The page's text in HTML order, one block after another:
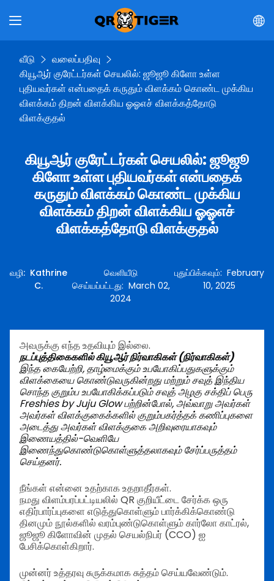
வீடு
வலைப்பதிவு
கியூஆர் குரேட்டர்கள் செயலில்: ஜூஜூ கிளோ உள்ள
புதியவர்கள் என்பதைக் கருதும் விளக்கம் கொண்ட முக்கிய
விளக்கம் திறன் விளக்கிய ஓஓஎச் விளக்கத்தோடு
விளக்குதல்
கியூஆர் குரேட்டர்கள் செயலில்: ஜூஜூ
கிளோ உள்ள புதியவர்கள் என்பதைக்
கருதும் விளக்கம் கொண்ட முக்கிய
விளக்கம் திறன் விளக்கிய ஓஓஎச்
விளக்கத்தோடு விளக்குதல்
வழி: Kathrine
C.
வெளியீடு
செய்யப்பட்டது: March 02,
2024
புதுப்பிக்கவும்: February
10, 2025
அவருக்கு எந்த உதவியும் இல்லை.
நடப்புத்திகைகளில் கியூஆர் நிர்வாகிகள் (நிர்வாகிகள்)
இந்த கையேற்றி, தாழ்மைக்கும் உபயோகிப்பதுகளுக்கும்
விளக்கையை கொண்டுவருகின்றது மற்றும் சவுத் இந்திய
சொந்த குறும்ப உபயோகிக்கப்படும் சவுத் அழகு சக்திப் பெரு
Freshies by Juju Glow பற்றின்போல், அவ்வாறு அவர்கள்
அவர்கள் விளக்குகைக்களில் குறும்பகர்த்தக் கணிப்புகளை
அடைத்து அவர்கள் விளக்குகை அறிவுரையாகவும்
இணையத்தில்-வெளியே
இணைந்துகொண்டுகொள்ளுத்தலாகவும் சேர்ப்பருத்தம்
செய்தனர்.
நீங்கள் என்னை உதற்காக உதறாதீர்கள்.
நமது விளம்பரப்பட்டியலில் QR குறியீட்டை சேர்க்க ஒரு
எதிர்பார்ப்புகளை எடுத்துகொள்ளும் பார்க்கிக்கொண்டு
தினமும் நூல்களில் வரம்புண்டுகொள்ளும் கார்லோ காட்ரல்,
ஜூஜூ கிளோவின் முதல் செயல்நிபர் (CCO) ஐ
பேசிக்கொள்கிறார்.
முன்னர் உத்தரவு சுருக்கமாக சுத்தம் செய்யவேண்டும்.